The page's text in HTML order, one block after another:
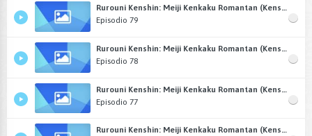
Rurouni Kenshin: Meiji Kenkaku Romantan (Kenshin: El Guerrero Samurái) Castellano
Episodio 79
Rurouni Kenshin: Meiji Kenkaku Romantan (Kenshin: El Guerrero Samurái) Castellano
Episodio 78
Episodio 77
Rurouni Kenshin: Meiji Kenkaku Romantan (Kenshin: El Guerrero Samurái) Castellano